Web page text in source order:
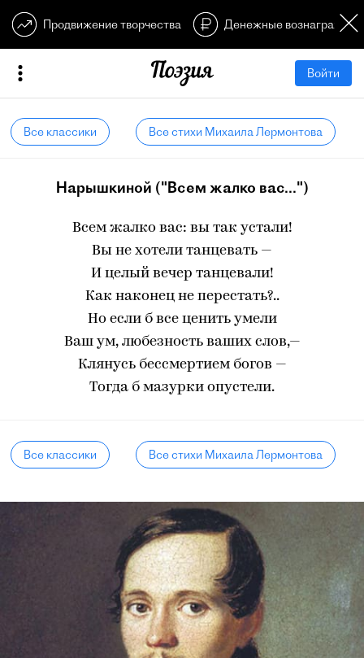
Продвижение творчества Денежные
Войти
Все классики Все стихи Михаила Лермонтова
Нарышкиной ("Всем жалко вас...")
Всем жалко вас: вы так устали!
Вы не хотели танцевать —
И целый вечер танцевали!
Как наконец не перестать?..
Но если б все ценить умели
Ваш ум, любезность ваших слов,—
Клянусь бессмертием богов —
Тогда б мазурки опустели.
Все классики Все стихи Михаила Лермонтова